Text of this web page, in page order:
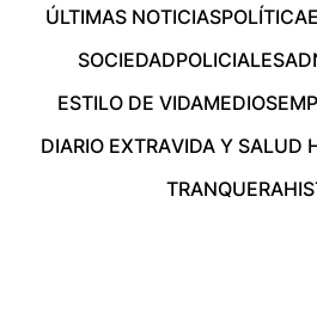
ÚLTIMAS NOTICIASPOLÍTICA
SOCIEDADPOLICIALES
ESTILO DE VIDAMEDIOS
DIARIO EXTRAVIDA Y SALUD
TRANQUERA